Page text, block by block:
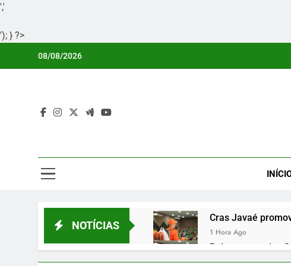
','
'); } ?>
08/08/2026
NOTÍCIAS
Cras Javaé
1 Hora Ago
Palmas organiza
1 Hora Ago